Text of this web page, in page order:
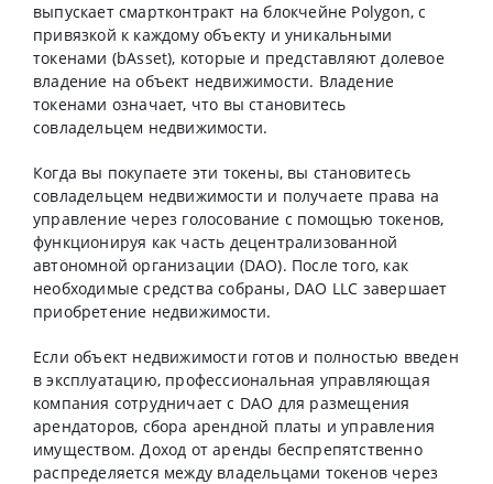
выпускает смартконтракт на блокчейне Polygon, с
привязкой к каждому объекту и уникальными
токенами (bAsset), которые и представляют долевое
владение на объект недвижимости. Владение
токенами означает, что вы становитесь
совладельцем недвижимости.
Когда вы покупаете эти токены, вы становитесь
совладельцем недвижимости и получаете права на
управление через голосование с помощью токенов,
функционируя как часть децентрализованной
автономной организации (DAO). После того, как
необходимые средства собраны, DAO LLC завершает
приобретение недвижимости.
Если объект недвижимости готов и полностью введен
в эксплуатацию, профессиональная управляющая
компания сотрудничает с DAO для размещения
арендаторов, сбора арендной платы и управления
имуществом. Доход от аренды беспрепятственно
распределяется между владельцами токенов через